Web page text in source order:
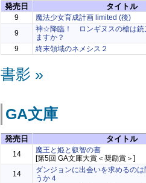
発売日 タイトル
9
魔法少女育成計画 limited (後)
9
神☆降臨！ ロンギヌスの槍は銃
ますか？
9
終末領域のネメシス２
書影 »
GA文庫
発売日 タイトル
14
魔王と姫と叡智の書
[第5回 GA文庫大賞＜奨励賞＞]
14
ダンジョンに出会いを求めるの
うか４